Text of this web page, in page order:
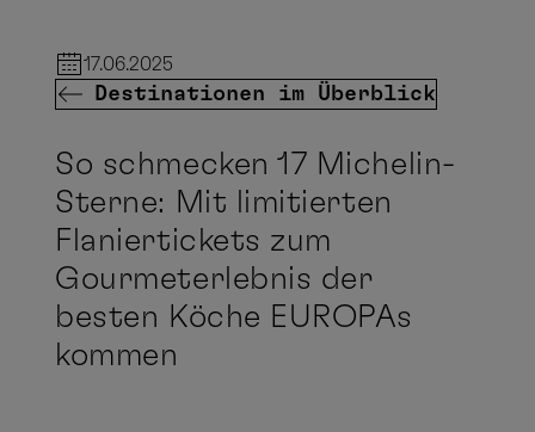
17.06.2025
Destinationen im Überblick
So schmecken 17 Michelin-
Sterne: Mit limitierten
Flaniertickets zum
Gourmeterlebnis der
besten Köche EUROPAs
kommen